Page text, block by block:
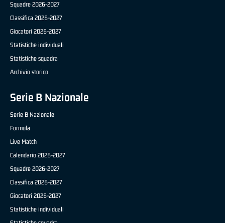
Squadre 2026-2027
Classifica 2026-2027
Giocatori 2026-2027
Statistiche individuali
Statistiche squadra
Archivio storico
Serie B Nazionale
Serie B Nazionale
Formula
Live Match
Calendario 2026-2027
Squadre 2026-2027
Classifica 2026-2027
Giocatori 2026-2027
Statistiche individuali